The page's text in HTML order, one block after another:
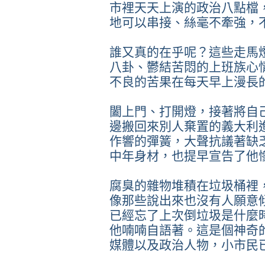
市裡天天上演的政治八點檔
地可以串接、絲毫不牽強，
誰又真的在乎呢？這些走馬
八卦、鬱結苦悶的上班族
不良的苦果在每天早上漫長
闔上門、打開燈，接著將
邊搬回來別人棄置的義大利
作響的彈簧，大聲抗議著缺
中年身材，也提早宣告了他
腐臭的雜物堆積在垃圾桶裡
像那些說出來也沒有人願意
已經忘了上次倒垃圾是什麼
他喃喃自語著。這是個神奇
媒體以及政治人物，小市民